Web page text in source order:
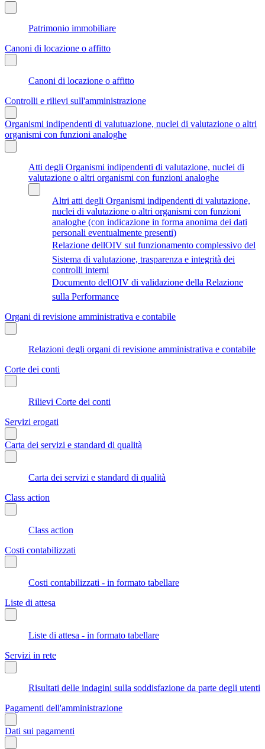
Patrimonio immobiliare
Canoni di locazione o affitto
Canoni di locazione o affitto
Controlli e rilievi sull'amministrazione
Organismi indipendenti di valutuazione, nuclei di valutazione o altri
organismi con funzioni analoghe
Atti degli Organismi indipendenti di valutazione, nuclei di
valutazione o altri organismi con funzioni analoghe
Altri atti degli Organismi indipendenti di valutazione,
nuclei di valutazione o altri organismi con funzioni
analoghe (con indicazione in forma anonima dei dati
personali eventualmente presenti)
Relazione dellOIV sul funzionamento complessivo del
Sistema di valutazione, trasparenza e integrità dei
controlli interni
Documento dellOIV di validazione della Relazione
sulla Performance
Organi di revisione amministrativa e contabile
Relazioni degli organi di revisione amministrativa e contabile
Corte dei conti
Rilievi Corte dei conti
Servizi erogati
Carta dei servizi e standard di qualità
Carta dei servizi e standard di qualità
Class action
Class action
Costi contabilizzati
Costi contabilizzati - in formato tabellare
Liste di attesa
Liste di attesa - in formato tabellare
Servizi in rete
Risultati delle indagini sulla soddisfazione da parte degli utenti
Pagamenti dell'amministrazione
Dati sui pagamenti